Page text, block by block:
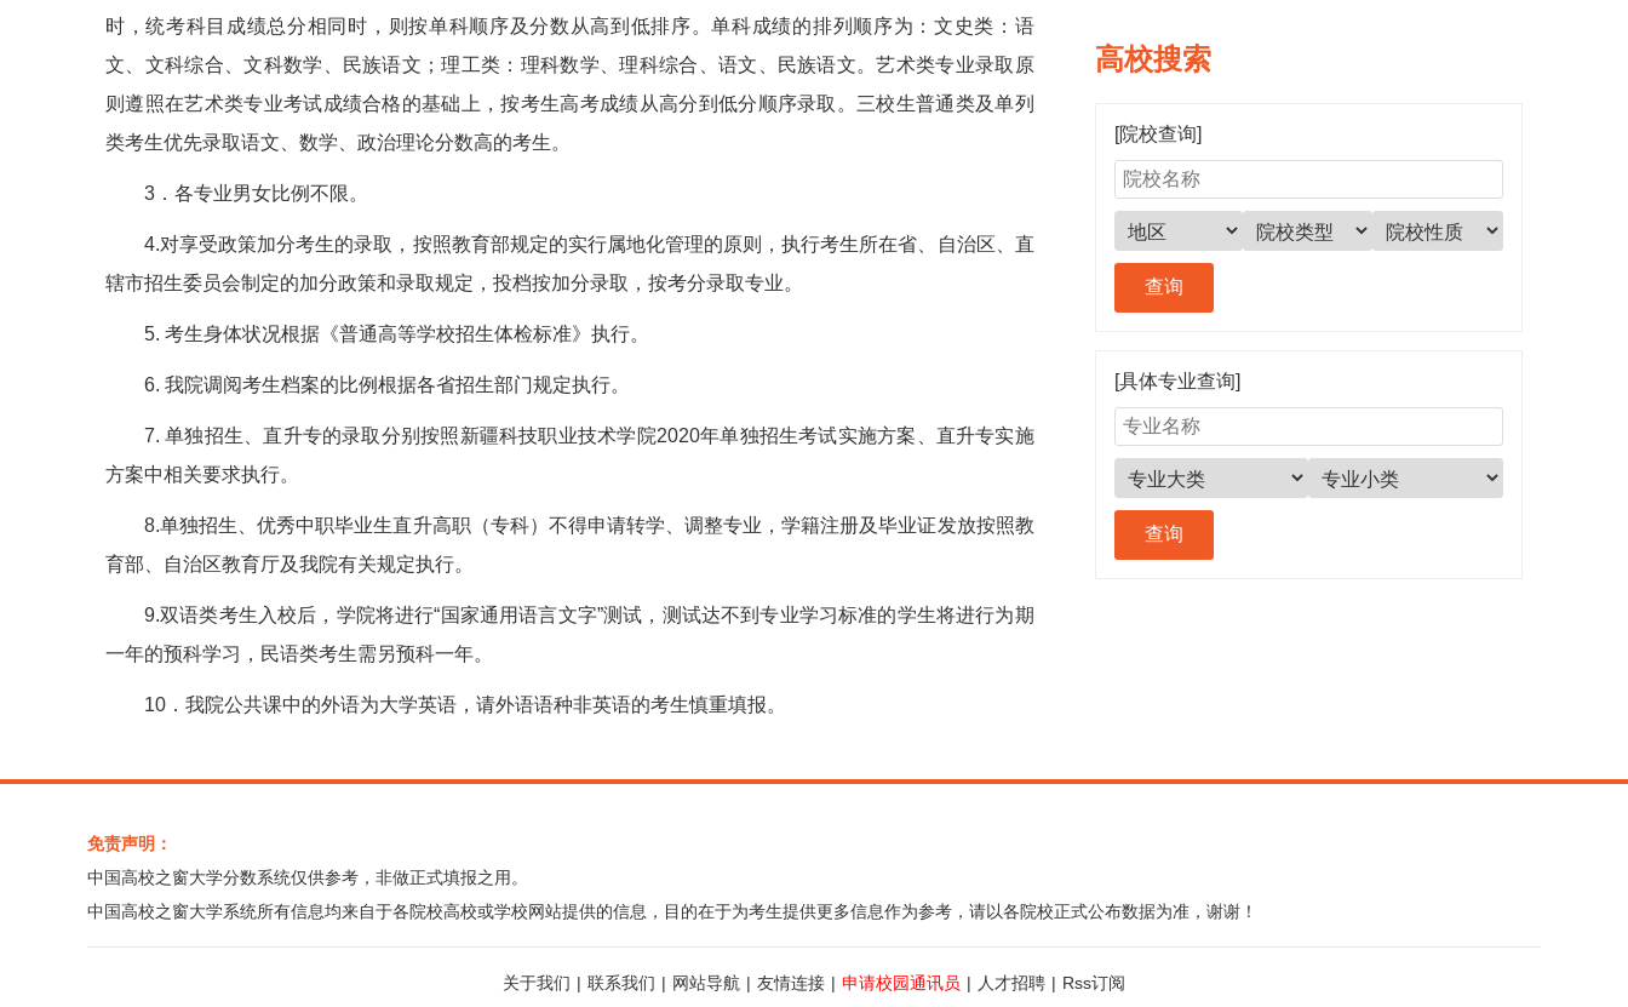
时，统考科目成绩总分相同时，则按单科顺序及分数从高到低排序。单科成绩的排列顺序为：文史类：语
文、文科综合、文科数学、民族语文；理工类：理科数学、理科综合、语文、民族语文。艺术类专业录取原
则遵照在艺术类专业考试成绩合格的基础上，按考生高考成绩从高分到低分顺序录取。三校生普通类及单列
类考生优先录取语文、数学、政治理论分数高的考生。
3．各专业男女比例不限。
4.对享受政策加分考生的录取，按照教育部规定的实行属地化管理的原则，执行考生所在省、自治区、直
辖市招生委员会制定的加分政策和录取规定，投档按加分录取，按考分录取专业。
5. 考生身体状况根据《普通高等学校招生体检标准》执行。
6. 我院调阅考生档案的比例根据各省招生部门规定执行。
7. 单独招生、直升专的录取分别按照新疆科技职业技术学院2020年单独招生考试实施方案、直升专实施
方案中相关要求执行。
8.单独招生、优秀中职毕业生直升高职（专科）不得申请转学、调整专业，学籍注册及毕业证发放按照教
育部、自治区教育厅及我院有关规定执行。
9.双语类考生入校后，学院将进行“国家通用语言文字”测试，测试达不到专业学习标准的学生将进行为期
一年的预科学习，民语类考生需另预科一年。
10．我院公共课中的外语为大学英语，请外语语种非英语的考生慎重填报。
高校搜索
[院校查询]
[具体专业查询]
免责声明：
中国高校之窗大学分数系统仅供参考，非做正式填报之用。
中国高校之窗大学系统所有信息均来自于各院校高校或学校网站提供的信息，目的在于为考生提供更多信息作为参考，请以各院校正式公布数据为准，谢谢！
关于我们 | 联系我们 | 网站导航 | 友情连接 | 申请校园通讯员 | 人才招聘 | Rss订阅